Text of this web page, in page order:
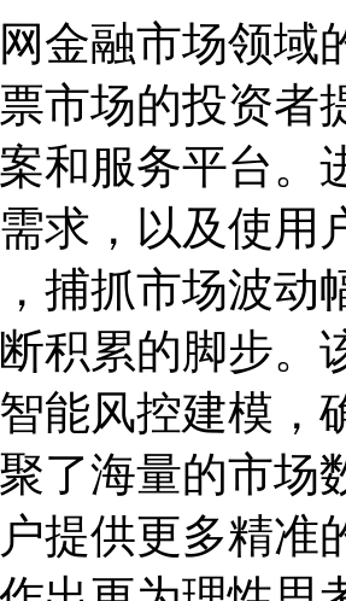
金融市场领域
市场的投资者
和服务平台。
求，以及使用
捕抓市场波动
积累的脚步。
能风控建模，
了海量的市场
提供更多精准